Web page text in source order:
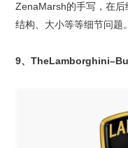
ZenaMarsh的手写，在后
结构、大小等等细节问题。
9、